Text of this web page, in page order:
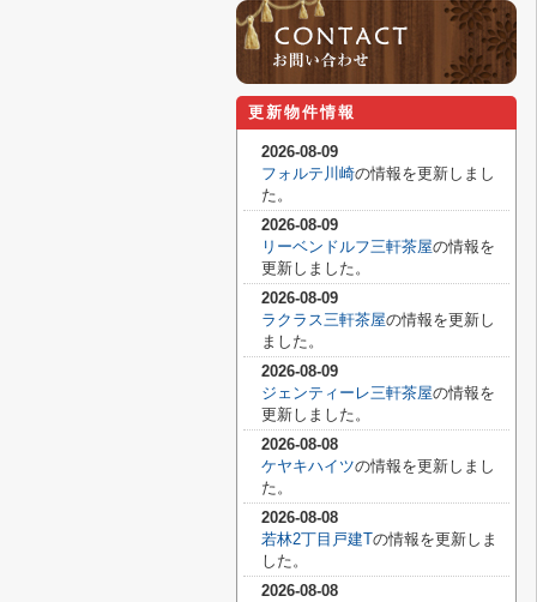
更新物件情報
2026-08-09
フォルテ川崎の情報を更新しまし
た。
2026-08-09
リーベンドルフ三軒茶屋の情報を
更新しました。
2026-08-09
ラクラス三軒茶屋の情報を更新し
ました。
2026-08-09
ジェンティーレ三軒茶屋の情報を
更新しました。
2026-08-08
ケヤキハイツの情報を更新しまし
た。
2026-08-08
若林2丁目戸建Tの情報を更新しま
した。
2026-08-08